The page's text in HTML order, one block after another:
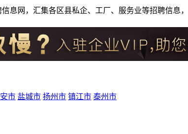
息网，汇集各区县私企、工厂、服务业等招聘信
市 盐城市 扬州市 镇江市 泰州市